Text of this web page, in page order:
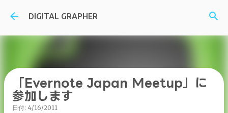
スキップしてメイン コンテンツに移動
DIGITAL GRAPHER
「Evernote Japan Meetup」に
参加します
日付: 4/16/2011